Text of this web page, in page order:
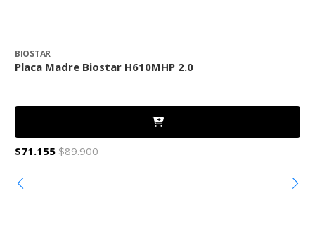
BIOSTAR
Placa Madre Biostar H610MHP 2.0
$71.155 $89.900